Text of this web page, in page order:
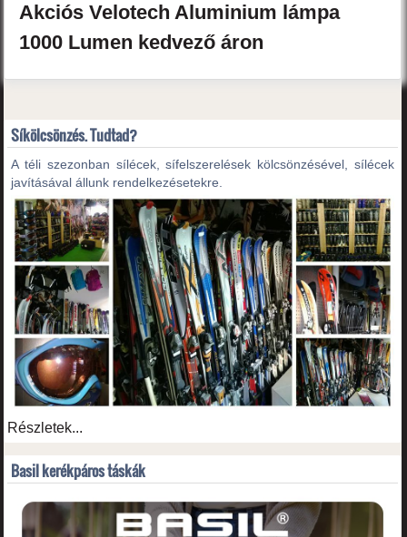
AkciósVelotechAluminium lámpa
1000 Lumen kedvező áron
Síkölcsönzés. Tudtad?
A téli szezonban sílécek, sífelszerelések kölcsönzésével, sílécek
javításával állunk rendelkezésetekre.
Részletek...
Basil kerékpáros táskák